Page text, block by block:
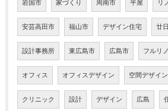
岩国市 家づくり 周南市 平屋 リ
安芸高田市 福山市 デザイン住宅 廿
設計事務所 東広島市 広島市 フルリ
オフィス オフィスデザイン 空間デザイン
クリニック 設計 デザイン 広島